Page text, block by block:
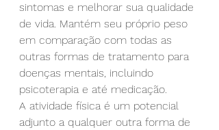
sintomas e melhorar sua qualidade
de vida. Mantém seu próprio peso
em comparação com todas as
outras formas de tratamento para
doenças mentais, incluindo
psicoterapia e até medicação.
A atividade física é um potencial
adjunto a qualquer outra forma de